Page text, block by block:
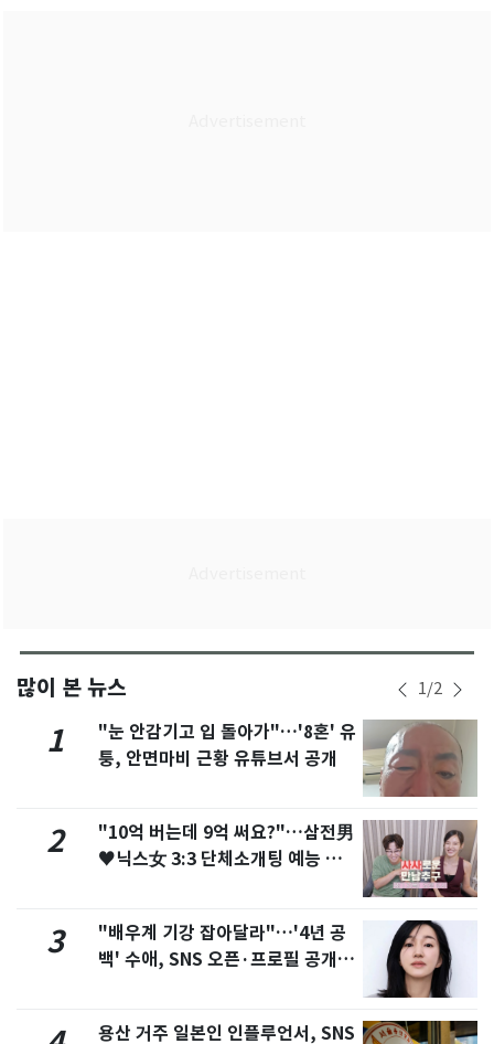
많이 본 뉴스 1/2
1
"눈 안감기고 입 돌아가"…'8혼' 유
퉁, 안면마비 근황 유튜브서 공개
2
"10억 버는데 9억 써요?"…삼전男
♥닉스女 3:3 단체소개팅 예능 화
3
"배우계 기강 잡아달라"…'4년 공
백' 수애, SNS 오픈·프로필 공개
용산 거주 일본인 인플루언서, SNS